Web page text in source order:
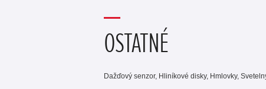
OSTATNÉ
Dažďový senzor, Hliníkové disky, Hmlovky,